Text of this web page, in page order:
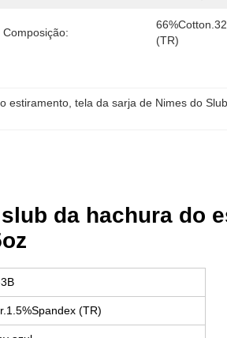
Composição:
(TR)
estiramento , tela da sarja de Nimes do
da hachura do
(TR)